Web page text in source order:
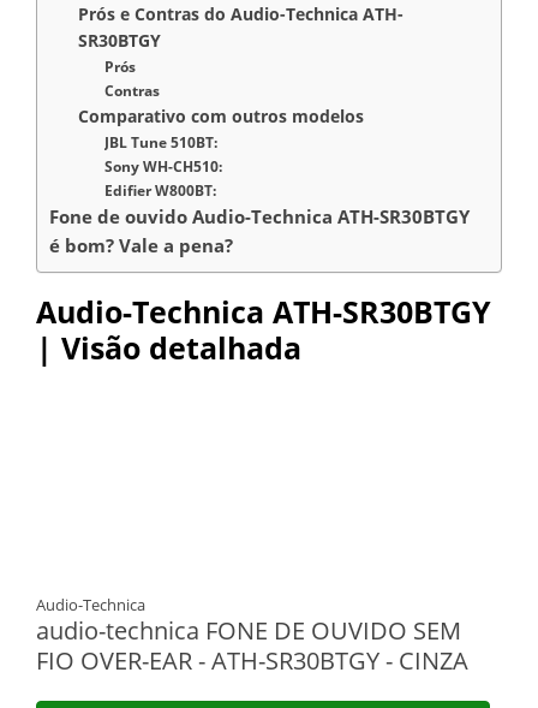
Prós e Contras do Audio-Technica ATH-
SR30BTGY
Prós
Contras
Comparativo com outros modelos
JBL Tune 510BT:
Sony WH-CH510:
Edifier W800BT:
Fone de ouvido Audio-Technica ATH-SR30BTGY
é bom? Vale a pena?
Audio-Technica ATH-SR30BTGY
| Visão detalhada
Audio-Technica
audio-technica FONE DE OUVIDO SEM
FIO OVER-EAR - ATH-SR30BTGY - CINZA